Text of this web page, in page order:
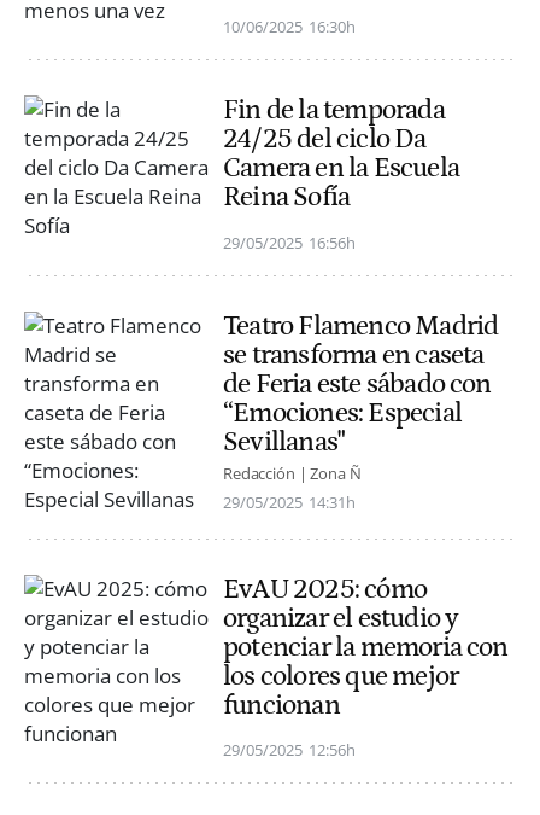
10/06/2025 16:30h
Fin de la temporada
24/25 del ciclo Da
Camera en la Escuela
Reina Sofía
29/05/2025 16:56h
Teatro Flamenco Madrid
se transforma en caseta
de Feria este sábado con
“Emociones: Especial
Sevillanas"
Redacción | Zona Ñ
29/05/2025 14:31h
EvAU 2025: cómo
organizar el estudio y
potenciar la memoria con
los colores que mejor
funcionan
29/05/2025 12:56h